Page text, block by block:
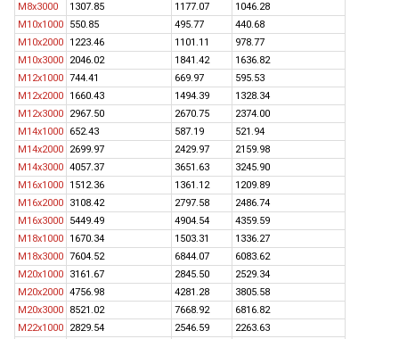
M8x3000
1307.85 1177.07
1046.28
M10x1000
550.85 495.77
440.68
M10x2000
1223.46 1101.11
978.77
M10x3000
2046.02 1841.42
1636.82
M12x1000 744.41 669.97
595.53
M12x2000
1660.43 1494.39
1328.34
M12x3000
2967.50 2670.75
2374.00
M14x1000
652.43 587.19
521.94
M14x2000
2699.97 2429.97
2159.98
M14x3000 4057.37 3651.63
3245.90
M16x1000
1512.36 1361.12
1209.89
M16x2000
3108.42 2797.58
2486.74
M16x3000
5449.49 4904.54
4359.59
M18x1000
1670.34 1503.31
1336.27
M18x3000 7604.52 6844.07
6083.62
M20x1000
3161.67 2845.50
2529.34
M20x2000 4756.98 4281.28
3805.58
M20x3000
8521.02 7668.92
6816.82
M22x1000
2829.54 2546.59
2263.63